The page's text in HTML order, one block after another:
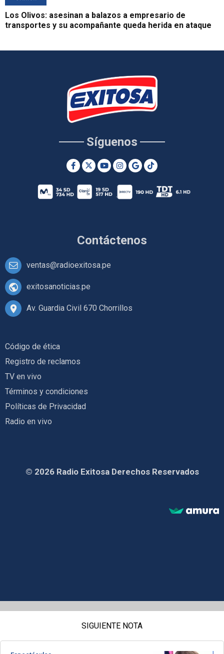
Los Olivos: asesinan a balazos a empresario de
transportes y su acompañante queda herida en ataque
Contáctenos
ventas@radioexitosa.pe
exitosanoticias.pe
Av. Guardia Civil 670 Chorrillos
Síguenos
Código de ética
Registro de reclamos
TV en vivo
Términos y condiciones
Políticas de Privacidad
Radio en vivo
© 2026 Radio Exitosa Derechos Reservados
SIGUIENTE NOTA